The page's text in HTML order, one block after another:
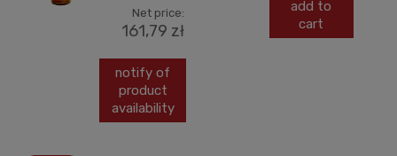
Net price:
161,79 zł
notify of
product
availability
add to
cart